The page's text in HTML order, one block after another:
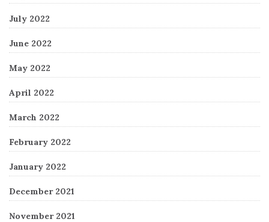
July 2022
June 2022
May 2022
April 2022
March 2022
February 2022
January 2022
December 2021
November 2021